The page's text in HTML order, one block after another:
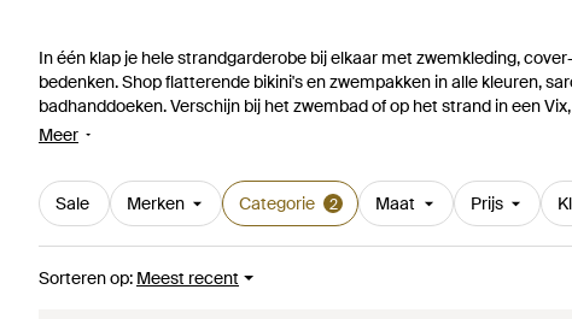
In één klap je hele strandgarderobe bij elkaar met zwemkleding,
bedenken. Shop flatterende bikini's en zwempakken in alle kleuren,
badhanddoeken. Verschijn bij het zwembad of op het strand in een
was nog nooit zo gemakkelijk.
Meer
Sale Merken Categorie 2 Maat Prijs
Sorteren op: Meest recent